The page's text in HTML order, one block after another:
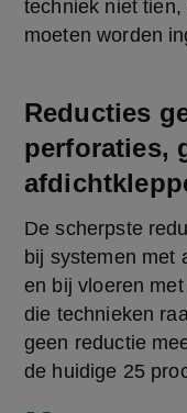
techniek niet
moeten worden
Reducties
perforaties,
De scherpste
bij systemen met
en bij vloeren
die technieken
geen reductie
de huidige 25